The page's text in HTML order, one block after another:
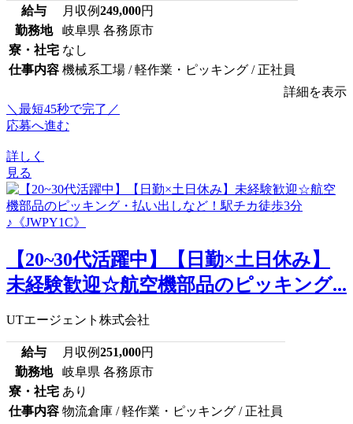
給与 月収例249,000円
勤務地
岐阜県 各務原市
寮・社宅 なし
仕事内容 機械系工場 / 軽作業・ピッキング / 正社員
詳細を表示
＼最短45秒で完了／
応募へ進む
詳しく
見る
【20~30代活躍中】【日勤×土日休み】
未経験歓迎☆航空機部品のピッキング...
UTエージェント株式会社
給与 月収例251,000円
勤務地
岐阜県 各務原市
寮・社宅 あり
仕事内容 物流倉庫 / 軽作業・ピッキング / 正社員